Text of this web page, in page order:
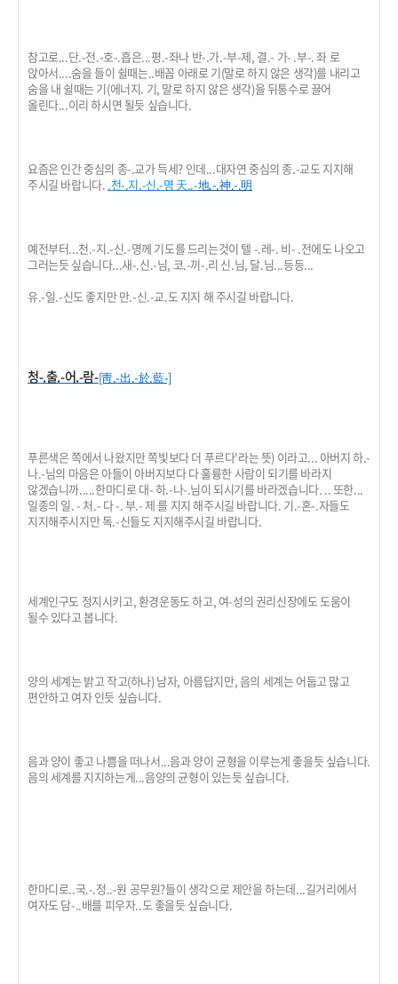
참고로...단.-전.-호-.흡은...평.-좌나 반-.가.-부-제, 결.- 가- .부-. 좌 로
앉아서....숨을 들이 쉴때는..배꼽 아래로 기(말로 하지 않은 생각)를 내리고
숨을 내 쉴때는 기(에너지. 기, 말로 하지 않은 생각)을 뒤통수로 끌어
올린다...이리 하시면 될듯 싶습니다.
요즘은 인간 중심의 종-.교가 득세? 인데...대자연 중심의 종.-교도 지지해
주시길 바랍니다. .천-.지.-신.-명 天..-地.-.神.-.明
예전부터...천.-지.-신.-명께 기도를 드리는것이 텔 -.레-. 비- .전에도 나오고
그러는듯 싶습니다...새-.신.-님, 코.-끼-.리 신.님, 달.님...등등...
유.-일.-신도 좋지만 만.-신.-교.도 지지 해 주시길 바랍니다.
청-.출.-어.-람-[靑.-出.-於.藍-]
푸른색은 쪽에서 나왔지만 쪽빛보다 더 푸르다'라는 뜻) 이라고... 아버지 하.-
나.-님의 마음은 아들이 아버지보다 다 훌륭한 사람이 되기를 바라지
않겠습니까.....한마디로 대- 하.-나-.님이 되시기를 바라겠습니다. .. 또한...
일종의 일. - 처.- 다 -. 부.- 제 를 지지 해주시길 바랍니다. 기.-혼-.자들도
지지해주시지만 독.-신들도 지지해주시길 바랍니다.
세계인구도 정지시키고, 환경운동도 하고, 여-성의 권리신장에도 도움이
될수 있다고 봅니다.
양의 세계는 밝고 작고(하나) 남자, 아름답지만, 음의 세계는 어둡고 많고
편안하고 여자 인듯 싶습니다.
음과 양이 좋고 나쁨을 떠나서...음과 양이 균형을 이루는게 좋을듯 싶습니다.
음의 세계를 지지하는게...음양의 균형이 있는듯 싶습니다.
한마디로..국.-.정..-원 공무원?들이 생각으로 제안을 하는데...길거리에서
여자도 담-..배를 피우자..도 좋을듯 싶습니다.